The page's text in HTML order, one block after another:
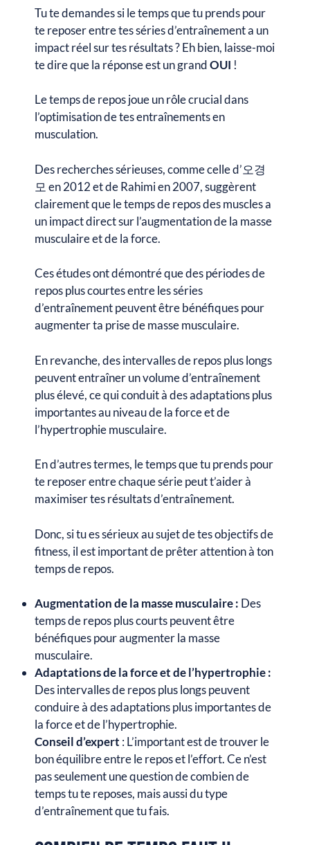
Tu te demandes si le temps que tu prends pour
te reposer entre tes séries d’entraînement a un
impact réel sur tes résultats ? Eh bien, laisse-moi
te dire que la réponse est un grandOUI !
Le temps de repos joue un rôle crucial dans
l’optimisation de tes entraînements en
musculation.
Des recherches sérieuses, comme celle d’오경
모 en 2012 et de Rahimi en 2007, suggèrent
clairement que le temps de repos des muscles a
un impact direct sur l’augmentation de la masse
musculaire et de la force.
Ces études ont démontré que des périodes de
repos plus courtes entre les séries
d’entraînement peuvent être bénéfiques pour
augmenter ta prise de masse musculaire.
En revanche, des intervalles de repos plus longs
peuvent entraîner un volume d’entraînement
plus élevé, ce qui conduit à des adaptations plus
importantes au niveau de la force et de
l’hypertrophie musculaire.
En d’autres termes, le temps que tu prends pour
te reposer entre chaque série peut t’aider à
maximiser tes résultats d’entraînement.
Donc, si tu es sérieux au sujet de tes objectifs de
fitness, il est important de prêter attention à ton
temps de repos.
Augmentation de la masse musculaire : Des
temps de repos plus courts peuvent être
bénéfiques pour augmenter la masse
musculaire.
Adaptations de la force et de l’hypertrophie :
Des intervalles de repos plus longs peuvent
conduire à des adaptations plus importantes de
la force et de l’hypertrophie.
Conseil d’expert : L’important est de trouver le
bon équilibre entre le repos et l’effort. Ce n’est
pas seulement une question de combien de
temps tu te reposes, mais aussi du type
d’entraînement que tu fais.